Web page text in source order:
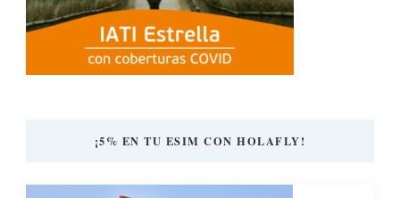
¡5% EN TU ESIM CON HOLAFLY!